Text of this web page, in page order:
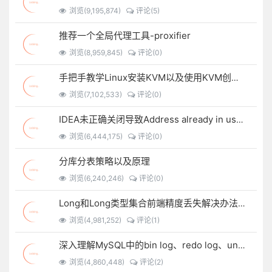
浏览(9,195,874) 评论(5)
推荐一个全局代理工具-proxifier
浏览(8,959,845) 评论(0)
手把手教学Linux安装KVM以及使用KVM创建虚拟机
浏览(7,102,533) 评论(0)
IDEA未正确关闭导致Address already in use: bind
浏览(6,444,175) 评论(0)
分库分表策略以及原理
浏览(6,240,246) 评论(0)
Long和Long类型集合前端精度丢失解决办法锦集以及自定义JSON序列化方法
浏览(4,981,252) 评论(1)
深入理解MySQL中的bin log、redo log、undo log
浏览(4,860,448) 评论(2)